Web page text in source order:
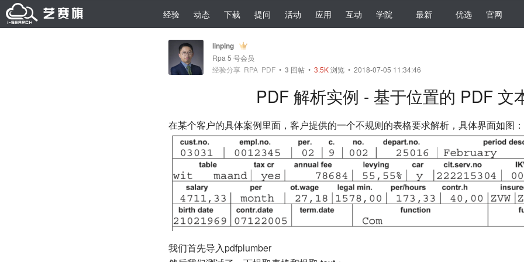
经验 动态 下载 提问 活动 应用 互动 学院 最新 优选 官网
linping
Rpa 5 号会员
经验分享 RPA PDF • 3 回帖 • 3.5K浏览 • 2018-07-05 11:34:46
PDF 解析实例 - 基于位置的 PDF 文
在某个客户的具体案例里面，客户提供的一个不规则的表格要求解析，具体界面如图：
我们首先导入pdfplumber